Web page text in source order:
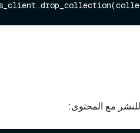
مع المحتوى: